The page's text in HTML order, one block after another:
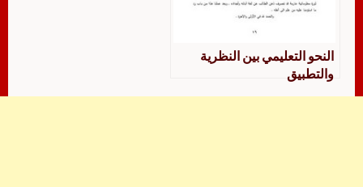
النحو التعليمي بين النظرية
والتطبيق